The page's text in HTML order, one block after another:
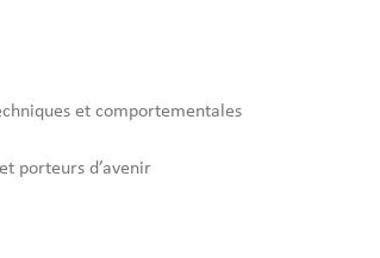
et comportementales
porteurs d’avenir